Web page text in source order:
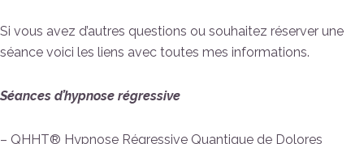
Si vous avez d’autres questions ou souhaitez réserver une
séance voici les liens avec toutes mes informations.
Séances d’hypnose régressive
– QHHT® Hypnose Régressive Quantique de Dolores